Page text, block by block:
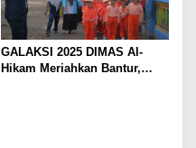
GALAKSI 2025 DIMAS Al-
Hikam Meriahkan Bantur,